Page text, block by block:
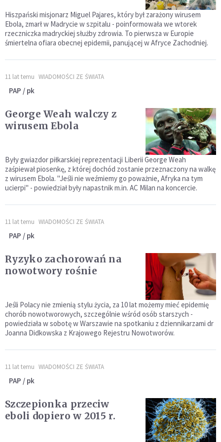
Hiszpański misjonarz Miguel Pajares, który był zarażony wirusem
Ebola, zmarł w Madrycie w szpitalu - poinformowała we wtorek
rzeczniczka madryckiej służby zdrowia. To pierwsza w Europie
śmiertelna ofiara obecnej epidemii, panującej w Afryce Zachodniej.
11 lat temu WIADOMOŚCI ZE ŚWIATA
PAP / pk
George Weah walczy z
wirusem Ebola
Były gwiazdor piłkarskiej reprezentacji Liberii George Weah
zaśpiewał piosenkę, z której dochód zostanie przeznaczony na walkę
z wirusem Ebola. "Jeśli nie weźmiemy go poważnie, Afryka na tym
ucierpi" - powiedział były napastnik m.in. AC Milan na koncercie.
11 lat temu WIADOMOŚCI ZE ŚWIATA
PAP / pk
Ryzyko zachorowań na
nowotwory rośnie
Jeśli Polacy nie zmienią stylu życia, za 10 lat możemy mieć epidemię
chorób nowotworowych, szczególnie wśród osób starszych -
powiedziała w sobotę w Warszawie na spotkaniu z dziennikarzami dr
Joanna Didkowska z Krajowego Rejestru Nowotworów.
11 lat temu WIADOMOŚCI ZE ŚWIATA
PAP / pk
Szczepionka przeciw
eboli dopiero w 2015 r.